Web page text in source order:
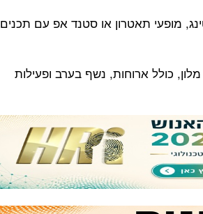
מופעי תאטרון או סטנד אפ עם תכנים
כולל ארוחות, נשף בערב ופעילות